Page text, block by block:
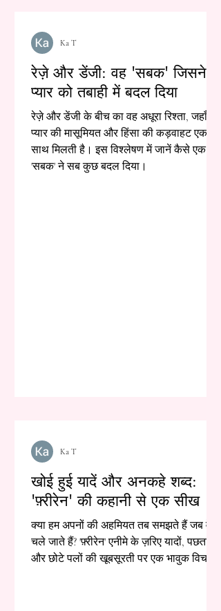
रेज़े और डेंजी: वह 'सबक' जिसने
प्यार को तबाही में बदल दिया
रेज़े और डेंजी के बीच का वह अधूरा रिश्ता, जहाँ
प्यार की मासूमियत और हिंसा की कड़वाहट एक
साथ मिलती है। इस विश्लेषण में जानें कैसे एक
'सबक' ने सब कुछ बदल दिया।
Ka T
खोई हुई यादें और अनकहे शब्द:
'फ़्रीरेन' की कहानी से एक सीख
क्या हम अपनों की अहमियत तब समझते हैं जब वे
चले जाते हैं? 'फ़्रीरेन' एनीमे के ज़रिए यादों, पछतावे
और छोटे पलों की खूबसूरती पर एक भावुक विचार।
Ka T